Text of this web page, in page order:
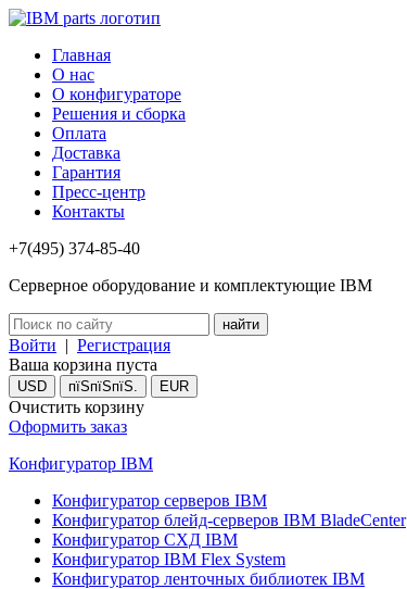
Главная
О нас
О конфигураторе
Решения и сборка
Оплата
Доставка
Гарантия
Пресс-центр
Контакты
+7(495) 374-85-40
Серверное оборудование и комплектующие IBM
Войти | Регистрация
Ваша корзина пуста
USD пїЅпїЅпїЅ. EUR
Очистить корзину
Оформить заказ
Конфигуратор IBM
Конфигуратор серверов IBM
Конфигуратор блейд-серверов IBM BladeCenter
Конфигуратор СХД IBM
Конфигуратор IBM Flex System
Конфигуратор ленточных библиотек IBM